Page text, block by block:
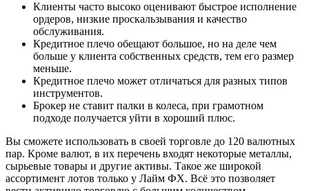
Клиенты часто высоко оценивают быстрое исполнение
ордеров, низкие проскальзывания и качество
обслуживания.
Кредитное плечо обещают большое, но на деле чем
больше у клиента собственных средств, тем его размер
меньше.
Кредитное плечо может отличаться для разных типов
инструментов.
Брокер не ставит палки в колеса, при грамотном
подходе получается уйти в хороший плюс.
Вы сможете использовать в своей торговле до 120 валютных
пар. Кроме валют, в их перечень входят некоторые металлы,
сырьевые товары и другие активы. Такое же широкой
ассортимент лотов только у Лайм ФХ. Всё это позволяет